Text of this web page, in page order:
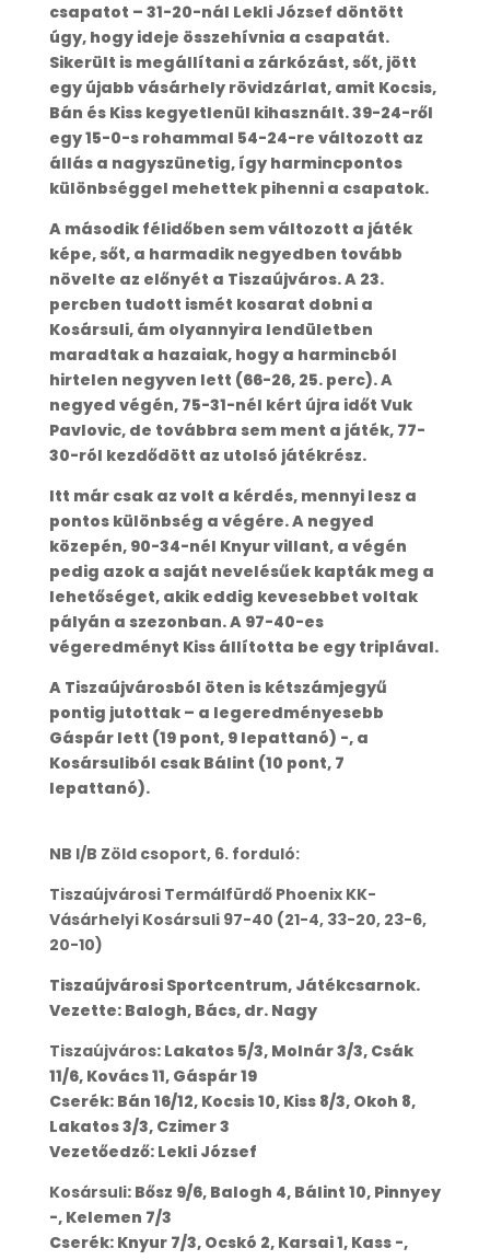
csapatot – 31-20-nál Lekli József döntött
úgy, hogy ideje összehívnia a csapatát.
Sikerült is megállítani a zárkózást, sőt, jött
egy újabb vásárhely rövidzárlat, amit Kocsis,
Bán és Kiss kegyetlenül kihasznált. 39-24-ről
egy 15-0-s rohammal 54-24-re változott az
állás a nagyszünetig, így harmincpontos
különbséggel mehettek pihenni a csapatok.
A második félidőben sem változott a játék
képe, sőt, a harmadik negyedben tovább
növelte az előnyét a Tiszaújváros. A 23.
percben tudott ismét kosarat dobni a
Kosársuli, ám olyannyira lendületben
maradtak a hazaiak, hogy a harmincból
hirtelen negyven lett (66-26, 25. perc). A
negyed végén, 75-31-nél kért újra időt Vuk
Pavlovic, de továbbra sem ment a játék, 77-
30-ról kezdődött az utolsó játékrész.
Itt már csak az volt a kérdés, mennyi lesz a
pontos különbség a végére. A negyed
közepén, 90-34-nél Knyur villant, a végén
pedig azok a saját nevelésűek kapták meg a
lehetőséget, akik eddig kevesebbet voltak
pályán a szezonban. A 97-40-es
végeredményt Kiss állította be egy triplával.
A Tiszaújvárosból öten is kétszámjegyű
pontig jutottak – a legeredményesebb
Gáspár lett (19 pont, 9 lepattanó) -, a
Kosársuliból csak Bálint (10 pont, 7
lepattanó).
NB I/B Zöld csoport, 6. forduló:
Tiszaújvárosi Termálfürdő Phoenix KK-
Vásárhelyi Kosársuli 97-40 (21-4, 33-20, 23-6,
20-10)
Tiszaújvárosi Sportcentrum, Játékcsarnok.
Vezette: Balogh, Bács, dr. Nagy
Tiszaújváros: Lakatos 5/3, Molnár 3/3, Csák
11/6, Kovács 11, Gáspár 19
Cserék: Bán 16/12, Kocsis 10, Kiss 8/3, Okoh 8,
Lakatos 3/3, Czimer 3
Vezetőedző: Lekli József
Kosársuli: Bősz 9/6, Balogh 4, Bálint 10, Pinnyey
-, Kelemen 7/3
Cserék: Knyur 7/3, Ocskó 2, Karsai 1, Kass -,